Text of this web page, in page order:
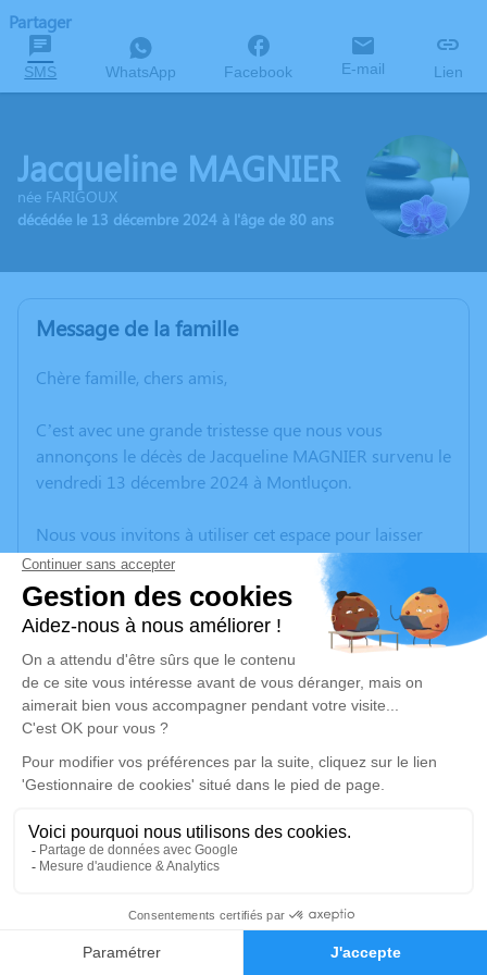
Faire-part Hommages
Partager
SMS WhatsApp Facebook E-mail Lien
Jacqueline MAGNIER
née FARIGOUX
décédée le 13 décembre 2024 à l'âge de 80 ans
Message de la famille
Chère famille, chers amis,
C’est avec une grande tristesse que nous vous
annonçons le décès de Jacqueline MAGNIER survenu le
vendredi 13 décembre 2024 à Montluçon.
Nous vous invitons à utiliser cet espace pour laisser
vos condoléances, partager des photos souvenirs, une
anecdote ou exprimer vos pensées à travers des
poèmes ou des textes. Cet endroit est un lieu
d'expression dédié à honorer la mémoire de Jacqueline
MAGNIER.
Un service de plantation d’arbre hommage est
disponible ici.
Je rends hommage
Cérémonie religieuse
Église de Viersat
23170 Viersat